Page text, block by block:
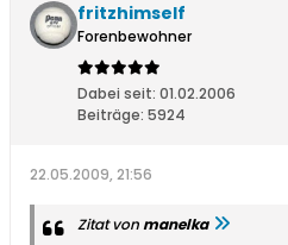
fritzhimself
Forenbewohner
Dabei seit: 01.02.2006
Beiträge: 5924
22.05.2009, 21:56
Zitat vonmanelka